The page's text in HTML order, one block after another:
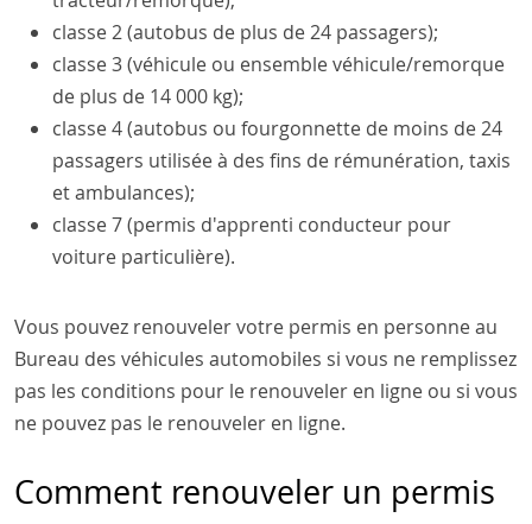
classe 2 (autobus de plus de 24 passagers);
classe 3 (véhicule ou ensemble véhicule/remorque
de plus de 14 000 kg);
classe 4 (autobus ou fourgonnette de moins de 24
passagers utilisée à des fins de rémunération, taxis
et ambulances);
classe 7 (permis d'apprenti conducteur pour
voiture particulière).
Vous pouvez renouveler votre permis en personne au
Bureau des véhicules automobiles si vous ne remplissez
pas les conditions pour le renouveler en ligne ou si vous
ne pouvez pas le renouveler en ligne.
Comment renouveler un permis